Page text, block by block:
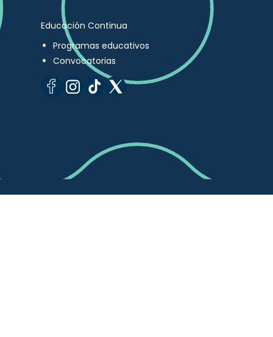
Educación Continua
Programas educativos
Convocatorias